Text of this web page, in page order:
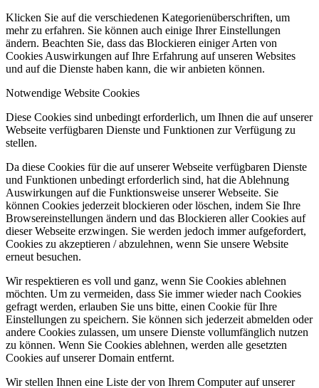
Klicken Sie auf die verschiedenen Kategorienüberschriften, um
mehr zu erfahren. Sie können auch einige Ihrer Einstellungen
ändern. Beachten Sie, dass das Blockieren einiger Arten von
Cookies Auswirkungen auf Ihre Erfahrung auf unseren Websites
und auf die Dienste haben kann, die wir anbieten können.
Notwendige Website Cookies
Diese Cookies sind unbedingt erforderlich, um Ihnen die auf unserer
Webseite verfügbaren Dienste und Funktionen zur Verfügung zu
stellen.
Da diese Cookies für die auf unserer Webseite verfügbaren Dienste
und Funktionen unbedingt erforderlich sind, hat die Ablehnung
Auswirkungen auf die Funktionsweise unserer Webseite. Sie
können Cookies jederzeit blockieren oder löschen, indem Sie Ihre
Browsereinstellungen ändern und das Blockieren aller Cookies auf
dieser Webseite erzwingen. Sie werden jedoch immer aufgefordert,
Cookies zu akzeptieren / abzulehnen, wenn Sie unsere Website
erneut besuchen.
Wir respektieren es voll und ganz, wenn Sie Cookies ablehnen
möchten. Um zu vermeiden, dass Sie immer wieder nach Cookies
gefragt werden, erlauben Sie uns bitte, einen Cookie für Ihre
Einstellungen zu speichern. Sie können sich jederzeit abmelden oder
andere Cookies zulassen, um unsere Dienste vollumfänglich nutzen
zu können. Wenn Sie Cookies ablehnen, werden alle gesetzten
Cookies auf unserer Domain entfernt.
Wir stellen Ihnen eine Liste der von Ihrem Computer auf unserer